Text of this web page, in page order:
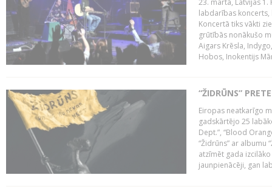
23. martā, Latvijas 1.
labdarības koncerts,
Koncertā tiks vākti
grūtībās nonākušo
Aigars Krēsla,
Hobos, Inokentijs
“ŽIDRŪNS”
Eiropas neatkarīgo
gadskārtējo 25
Dept.”, “Blood
“Židrūns” ar albumu
atzīmēt gada
jaunpienācēji, gan